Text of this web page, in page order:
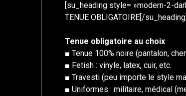
[su_heading style= »modern-2-
TENUE OBLIGATOIRE[/su_heading]
Tenue obligatoire au choix
■ Tenue 100% noire (pantalon,
■ Fetish : vinyle, latex, cuir, etc.
■ Travesti (peu importe le style
■ Uniformes : militaire, médical